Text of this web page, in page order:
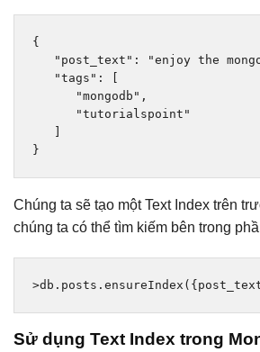
{
"post_text" :
"enjoy the
"tags" :
"mongodb" ,
"tutorialspoint"
}
Chúng ta sẽ tạo một Text Index trên
chúng ta có thể tìm kiếm bên trong
>db . posts . ensureIndex ({
Sử dụng Text Index trong